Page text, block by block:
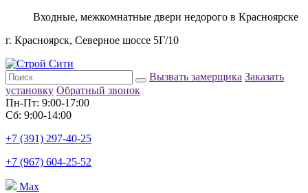
Входные, межкомнатные двери недорого в Красноярске
г. Красноярск, Северное шоссе 5Г/10
Вызвать замерщика Заказать
установку Обратный звонок
Пн-Пт: 9:00-17:00
Сб: 9:00-14:00
+7 (391) 297-40-25
+7 (967) 604-25-52
Max